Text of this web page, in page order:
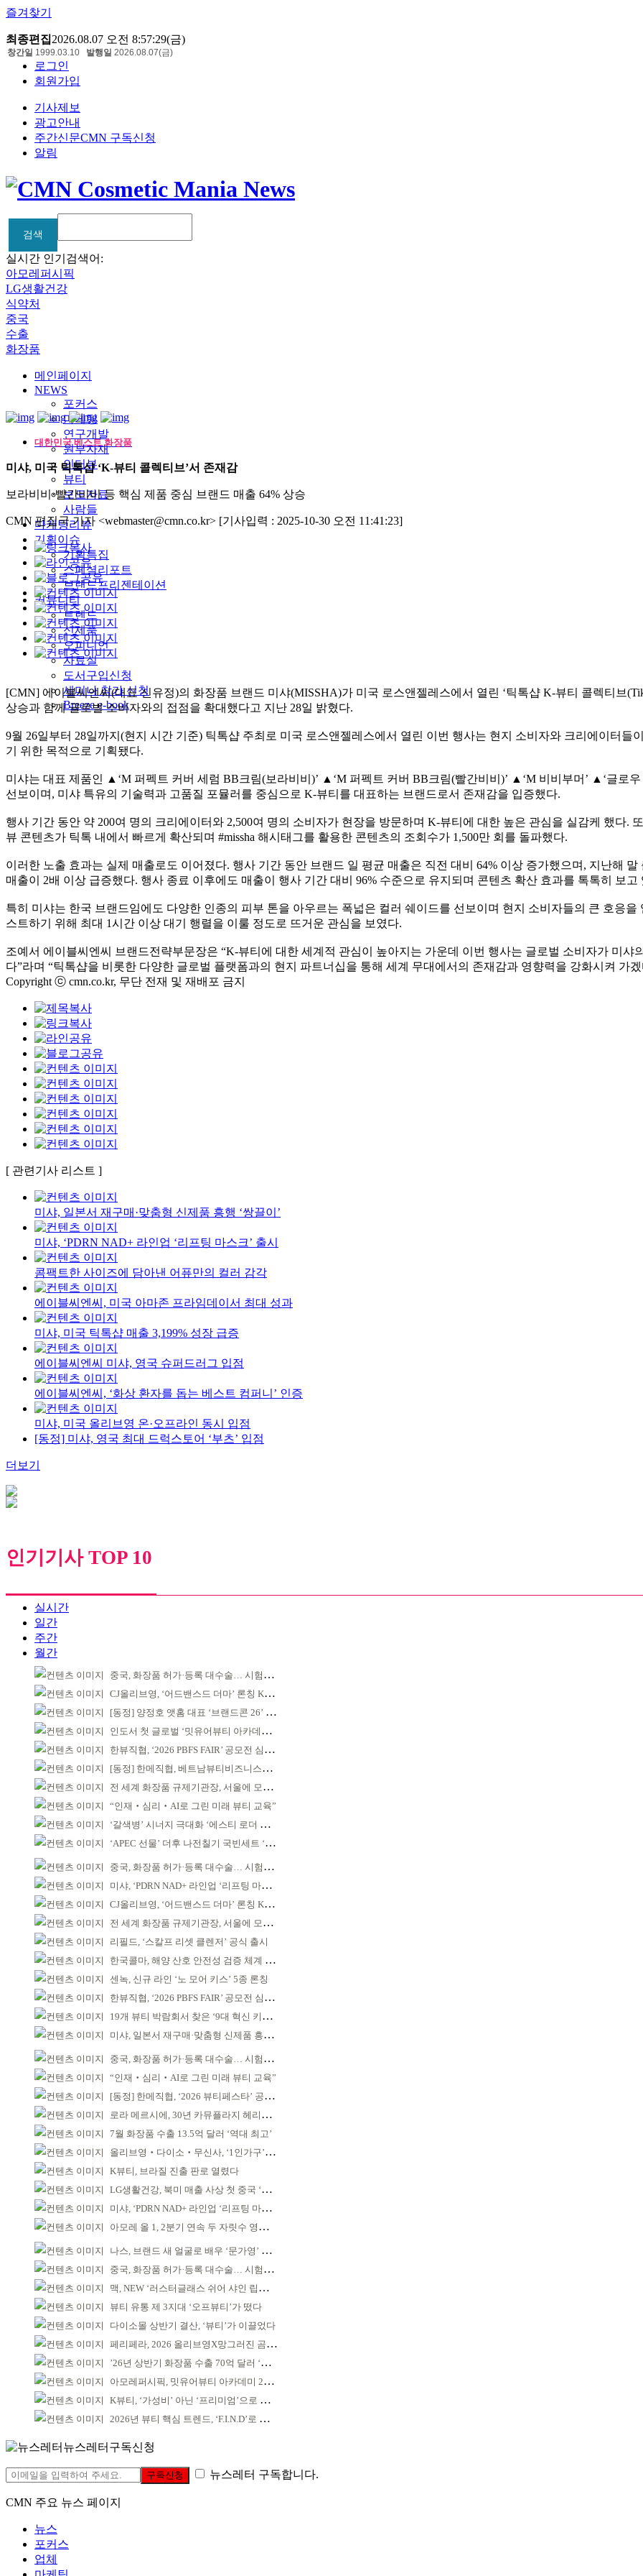
즐겨찾기
최종편집2026.08.07 오전 8:57:29(금)
로그인
회원가입
기사제보
광고안내
주간신문CMN 구독신청
알림
창간일 1999.03.10 발행일 2026.08.07(금)
검색
검색
실시간 인기검색어:
아모레퍼시픽
LG생활건강
식약처
중국
수출
화장품
메인페이지
NEWS
포커스
마케팅
연구개발
원부자재
인터뷰
뷰티
보도자료
사람들
마케팅리뷰
기획이슈
기획특집
스페셜리포트
브랜드프리젠테이션
커뮤니티
트렌드
신제품
오피니언
자료실
도서구입신청
세미나 참가 신청
Breeze e-book
대한민국 베스트 화장품
미샤, 미국 틱톡샵 ‘K-뷰티 콜렉티브’서 존재감
보라비비·빨간비비 등 핵심 제품 중심 브랜드 매출 64% 상승
CMN 편집국 기자 <webmaster@cmn.co.kr> [기사입력 : 2025-10-30 오전 11:41:23]
[CMN] 에이블씨엔씨(대표 신유정)의 화장품 브랜드 미샤(MISSHA)가 미국 로스앤젤레스에서 열린 ‘틱톡샵 K-뷰티 콜렉티브
상승과 함께 글로벌 소비자와의 접점을 확대했다고 지난 28일 밝혔다.
9월 26일부터 28일까지(현지 시간 기준) 틱톡샵 주최로 미국 로스앤젤레스에서 열린 이번 행사는 현지 소비자와 크리에이터들
기 위한 목적으로 기획됐다.
미샤는 대표 제품인 ▲‘M 퍼펙트 커버 세럼 BB크림(보라비비)’ ▲‘M 퍼펙트 커버 BB크림(빨간비비)’ ▲‘M 비비부머’ ▲‘글로
선보이며, 미샤 특유의 기술력과 고품질 포뮬러를 중심으로 K-뷰티를 대표하는 브랜드로서 존재감을 입증했다.
행사 기간 동안 약 200여 명의 크리에이터와 2,500여 명의 소비자가 현장을 방문하며 K-뷰티에 대한 높은 관심을 실감케 했다.
뷰 콘텐츠가 틱톡 내에서 빠르게 확산되며 #missha 해시태그를 활용한 콘텐츠의 조회수가 1,500만 회를 돌파했다.
이러한 노출 효과는 실제 매출로도 이어졌다. 행사 기간 동안 브랜드 일 평균 매출은 직전 대비 64% 이상 증가했으며, 지난해 말
매출이 2배 이상 급증했다. 행사 종료 이후에도 매출이 행사 기간 대비 96% 수준으로 유지되며 콘텐츠 확산 효과를 톡톡히 보고
특히 미샤는 한국 브랜드임에도 다양한 인종의 피부 톤을 아우르는 폭넓은 컬러 쉐이드를 선보이며 현지 소비자들의 큰 호응
스트하기 위해 최대 1시간 이상 대기 행렬을 이룰 정도로 뜨거운 관심을 보였다.
조예서 에이블씨엔씨 브랜드전략부문장은 “K-뷰티에 대한 세계적 관심이 높아지는 가운데 이번 행사는 글로벌 소비자가 미샤
다”라며 “틱톡샵을 비롯한 다양한 글로벌 플랫폼과의 현지 파트너십을 통해 세계 무대에서의 존재감과 영향력을 강화시켜 가
Copyright ⓒ cmn.co.kr, 무단 전재 및 재배포 금지
[ 관련기사 리스트 ]
미샤, 일본서 재구매·맞춤형 신제품 흥행 ‘쌍끌이’
미샤, ‘PDRN NAD+ 라인업 ‘리프팅 마스크’ 출시
콤팩트한 사이즈에 담아낸 어퓨만의 컬러 감각
에이블씨엔씨, 미국 아마존 프라임데이서 최대 성과
미샤, 미국 틱톡샵 매출 3,199% 성장 급증
에이블씨엔씨 미샤, 영국 슈퍼드러그 입점
에이블씨엔씨, ‘화상 환자를 돕는 베스트 컴퍼니’ 인증
미샤, 미국 올리브영 온·오프라인 동시 입점
[동정] 미샤, 영국 최대 드럭스토어 ‘부츠’ 입점
더보기
인기기사 TOP 10
실시간
일간
주간
월간
중국, 화장품 허가·등록 대수술… 시험자료 공용 허용
CJ올리브영, ‘어드밴스드 더마’ 론칭 K더마 육성 박차
[동정] 양정호 앳홈 대표 ‘브랜드콘 26’ 강연
인도서 첫 글로벌 ‘밋유어뷰티 아카데미’ 출범
한뷰직협, ‘2026 PBFS FAIR’ 공모전 심사 성료
[동정] 한메직협, 베트남뷰티비즈니스협회와 MOU
전 세계 화장품 규제기관장, 서울에 모인다
“인재‧심리‧AI로 그린 미래 뷰티 교육”
‘갈색병’ 시너지 극대화 ‘에스티 로더 스킨부스터’ 출시
‘APEC 선물’ 더후 나전칠기 국빈세트 ‘레드닷 어워드’ 본상
중국, 화장품 허가·등록 대수술… 시험자료 공용 허용
미샤, ‘PDRN NAD+ 라인업 ‘리프팅 마스크’ 출시
CJ올리브영, ‘어드밴스드 더마’ 론칭 K더마 육성 박차
전 세계 화장품 규제기관장, 서울에 모인다
리필드, ‘스칼프 리셋 클렌저’ 공식 출시
한국콜마, 해양 산호 안전성 검증 체계 구축
센녹, 신규 라인 ‘노 모어 키스’ 5종 론칭
한뷰직협, ‘2026 PBFS FAIR’ 공모전 심사 성료
19개 뷰티 박람회서 찾은 ‘9대 혁신 키워드’
미샤, 일본서 재구매·맞춤형 신제품 흥행 ‘쌍끌이’
중국, 화장품 허가·등록 대수술… 시험자료 공용 허용
“인재‧심리‧AI로 그린 미래 뷰티 교육”
[동정] 한메직협, ‘2026 뷰티페스타’ 공동 주최
로라 메르시에, 30년 카뮤플라지 헤리티지 담아
7월 화장품 수출 13.5억 달러 ‘역대 최고’
올리브영‧다이소‧무신사, ‘1인가구’가 이끈다
K뷰티, 브라질 진출 판로 열렸다
LG생활건강, 북미 매출 사상 첫 중국 ‘추월’
미샤, ‘PDRN NAD+ 라인업 ‘리프팅 마스크’ 출시
아모레 올 1, 2분기 연속 두 자릿수 영업이익률 기록
나스, 브랜드 새 얼굴로 배우 ‘문가영’ 발탁
중국, 화장품 허가·등록 대수술… 시험자료 공용 허용
맥, NEW ‘러스터글래스 쉬어 샤인 립스틱’ 출시
뷰티 유통 제 3지대 ‘오프뷰티’가 떴다
다이소몰 상반기 결산, ‘뷰티’가 이끌었다
페리페라, 2026 올리브영X망그러진 곰 콜라보
’26년 상반기 화장품 수출 70억 달러 ‘역대 최고’
아모레퍼시픽, 밋유어뷰티 아카데미 2기 발대식
K뷰티, ‘가성비’ 아닌 ‘프리미엄’으로 승부걸어야
2026년 뷰티 핵심 트렌드, ‘F.I.N.D’로 읽는다
뉴스레터구독신청
구독신청 뉴스레터 구독합니다.
CMN 주요 뉴스 페이지
뉴스
포커스
업체